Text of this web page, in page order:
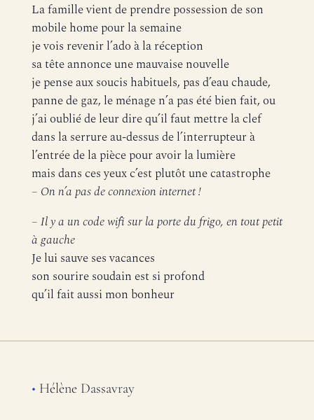
La famille vient de prendre possession de son
mobile home pour la semaine
je vois revenir l’ado à la réception
sa tête annonce une mauvaise nouvelle
je pense aux soucis habituels, pas d’eau chaude,
panne de gaz, le ménage n’a pas été bien fait, ou
j’ai oublié de leur dire qu’il faut mettre la clef
dans la serrure au-dessus de l’interrupteur à
l’entrée de la pièce pour avoir la lumière
mais dans ces yeux c’est plutôt une catastrophe
– On n’a pas de connexion internet !
– Il y a un code wifi sur la porte du frigo, en tout petit
à gauche
Je lui sauve ses vacances
son sourire soudain est si profond
qu’il fait aussi mon bonheur
• Hélène Dassavray